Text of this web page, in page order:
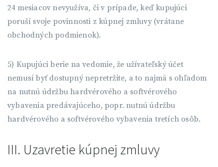
24 mesiacov nevyužíva, či v prípade, keď kupujúci
poruší svoje povinnosti z kúpnej zmluvy (vrátane
obchodných podmienok).
5) Kupujúci berie na vedomie, že užívateľský účet
nemusí byť dostupný nepretržite, a to najmä s ohľadom
na nutnú údržbu hardvérového a softvérového
vybavenia predávajúceho, popr. nutnú údržbu
hardvérového a softvérového vybavenia tretích osôb.
III. Uzavretie kúpnej zmluvy